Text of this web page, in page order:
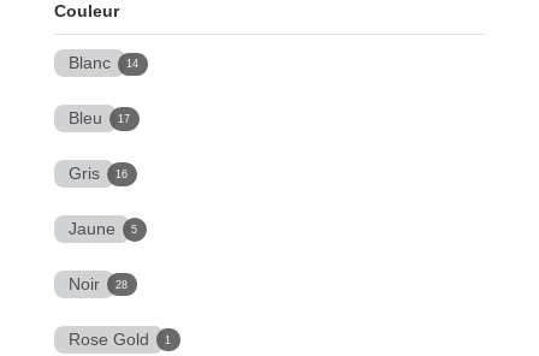
Couleur
Blanc 14
Bleu 17
Gris 16
Jaune 5
Noir 28
Rose Gold 1